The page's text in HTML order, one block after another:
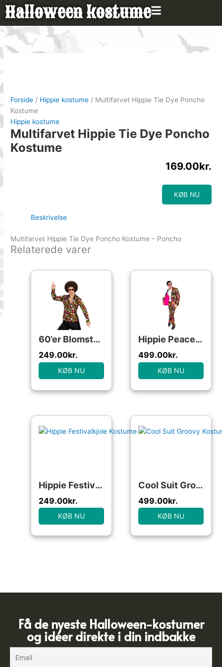
Gå
indholdet
Halloween kostume
Forside / Hippie kostume / Multifarvet Hippie Tie Dye Poncho
Kostume
Hippie kostume
Multifarvet Hippie Tie Dye Poncho
Kostume
169.00kr.
KØB NU
Beskrivelse
Multifarvet Hippie Tie Dye Poncho Kostume – Poncho
Relaterede varer
60’er Blomsterskjorte
249.00kr.
KØB NU
Hippie Peace Jakkesæt
499.00kr.
KØB NU
Hippie Festivalkjole Kostume
249.00kr.
KØB NU
Cool Suit Groovy Kostume
499.00kr.
KØB NU
Få de nyeste Halloween-kostumer
og idéer direkte i din indbakke